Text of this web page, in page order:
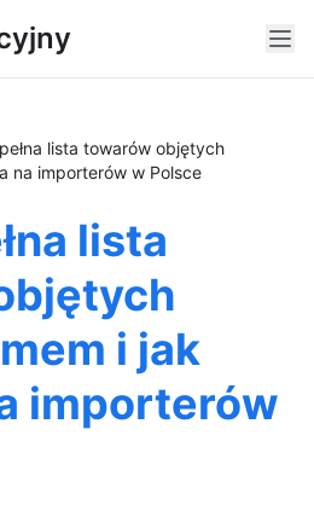
lista towarów objętych
na importerów w Polsce
lista
i jak
importerów